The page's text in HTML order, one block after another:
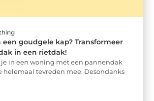
een goudgele kap? Transformeer
in een rietdak!
je in een woning met een pannendak
helemaal tevreden mee. Desondanks